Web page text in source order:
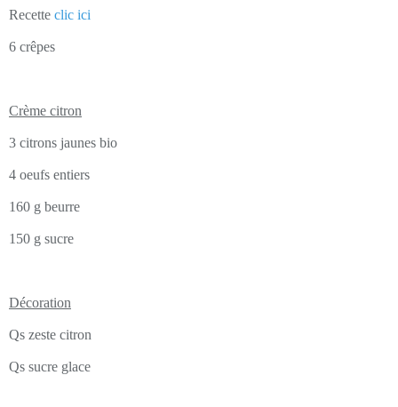
Recette clic ici
6 crêpes
Crème citron
3 citrons jaunes bio
4 oeufs entiers
160 g beurre
150 g sucre
Décoration
Qs zeste citron
Qs sucre glace